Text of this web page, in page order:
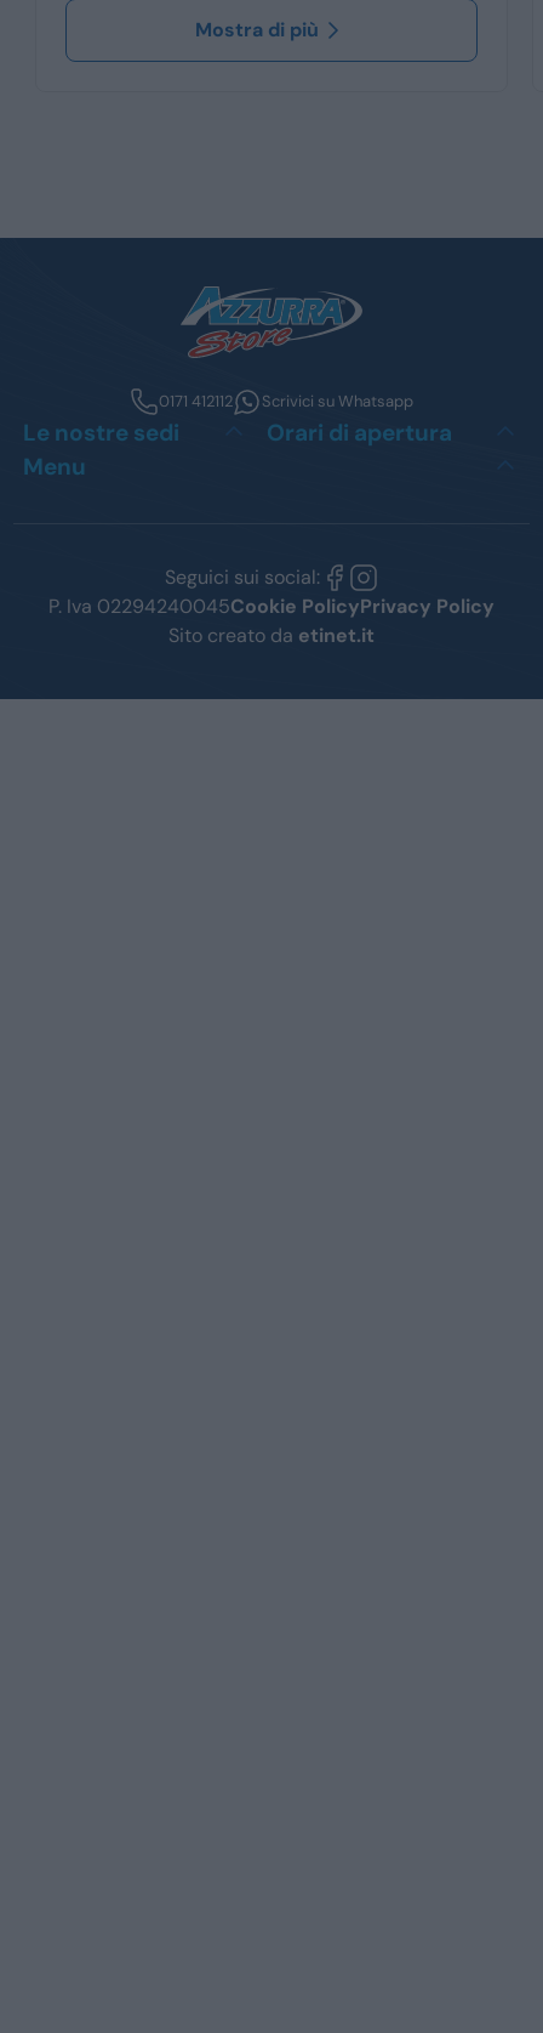
Mostra di più
0171 412112 Scrivici su Whatsapp
Le nostre sedi
Orari di apertura
Menu
Seguici sui social:
P. Iva 02294240045Cookie PolicyPrivacy Policy
Sito creato da etinet.it